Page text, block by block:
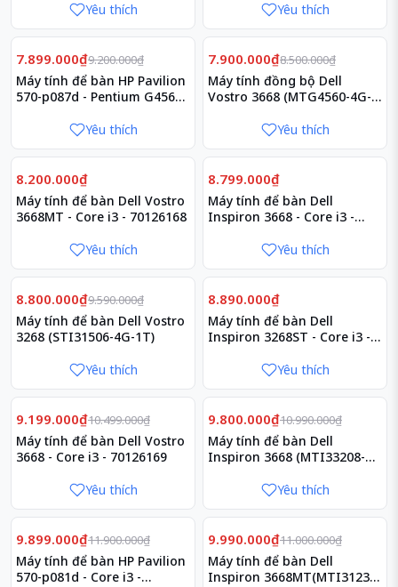
Yêu thích
Yêu thích
Giảm 14%
7.899.000₫9.200.000₫
Máy tính để bàn HP Pavilion
570-p087d - Pentium G4560 -
Yêu thích
Giảm 7%
7.900.000₫8.500.000₫
Máy tính đồng bộ Dell
Vostro 3668 (MTG4560-4G-
Yêu thích
8.200.000₫
Máy tính để bàn Dell Vostro
3668MT - Core i3 - 70126168
Yêu thích
8.799.000₫
Máy tính để bàn Dell
Inspiron 3668 - Core i3 -
Yêu thích
Giảm 8%
8.800.000₫9.590.000₫
Máy tính để bàn Dell Vostro
3268 (STI31506-4G-1T)
Yêu thích
8.890.000₫
Máy tính để bàn Dell
Inspiron 3268ST - Core i3 -
Yêu thích
Giảm 12%
9.199.000₫10.499.000₫
Máy tính để bàn Dell Vostro
3668 - Core i3 - 70126169
Yêu thích
Giảm 11%
9.800.000₫10.990.000₫
Máy tính để bàn Dell
Inspiron 3668 (MTI33208-
Yêu thích
Giảm 17%
9.899.000₫11.900.000₫
Máy tính để bàn HP Pavilion
570-p081d - Core i3 -
Giảm 9%
9.990.000₫11.000.000₫
Máy tính để bàn Dell
Inspiron 3668MT(MTI31233-